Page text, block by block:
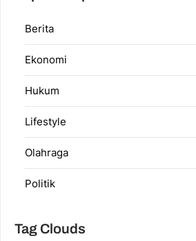
Berita
Ekonomi
Hukum
Lifestyle
Olahraga
Politik
Tag Clouds